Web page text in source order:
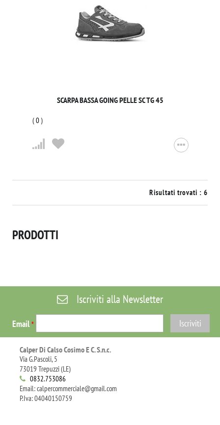
SCARPA BASSA GOING PELLE SC TG 45
(0)
Risultati trovati : 6
PRODOTTI
Iscriviti alla Newsletter
Email*
Calper Di Calso Cosimo E C. S.n.c.
Via G.Pascoli, 5
73019 Trepuzzi (LE)
0832.753086
Email: calpercommerciale@gmail.com
P.Iva: 04040150759